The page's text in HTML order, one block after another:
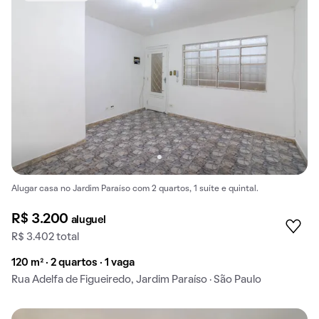
Alugar casa no Jardim Paraíso com 2 quartos, 1 suíte e quintal.
R$ 3.200 aluguel
R$ 3.402 total
120 m² · 2 quartos · 1 vaga
Rua Adelfa de Figueiredo, Jardim Paraíso · São Paulo